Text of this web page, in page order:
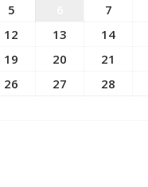
5 7
12 13 14
19 20 21
26 27 28